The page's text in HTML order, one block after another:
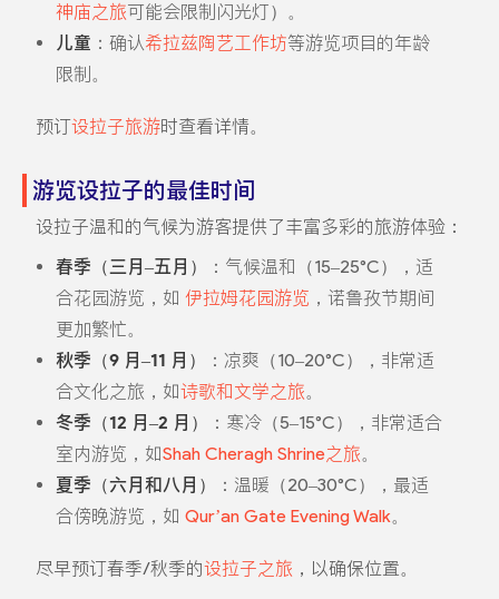
神庙之旅可能会限制闪光灯）。
儿童 ：确认希拉兹陶艺工作坊等游览项目的年龄
限制。
预订设拉子旅游时查看详情。
游览设拉子的最佳时间
设拉子温和的气候为游客提供了丰富多彩的旅游体验：
春季（三月–五月）
：气候温和（15–25°C），适
合花园游览，如 伊拉姆花园游览 ，诺鲁孜节期间
更加繁忙。
秋季（9 月–11 月）
：凉爽（10–20°C），非常适
合文化之旅，如诗歌和文学之旅。
冬季（12 月–2 月）
：寒冷（5–15°C），非常适合
室内游览，如Shah Cheragh Shrine之旅。
夏季（六月和八月）
：温暖（20–30°C），最适
合傍晚游览，如 Qur’an Gate Evening Walk。
尽早预订春季/秋季的设拉子之旅 ，以确保位置。